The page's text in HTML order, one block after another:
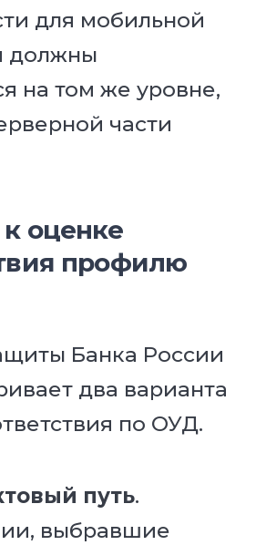
для мобильной
должны
на том же уровне,
части
оценке
профилю
Банка России
два варианта
по ОУД.
путь.
выбравшие